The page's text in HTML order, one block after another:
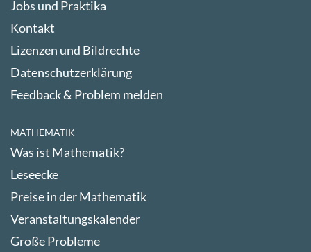
Jobs und Praktika
Kontakt
Lizenzen und Bildrechte
Datenschutzerklärung
Feedback & Problem melden
MATHEMATIK
Was ist Mathematik?
Leseecke
Preise in der Mathematik
Veranstaltungskalender
Große Probleme